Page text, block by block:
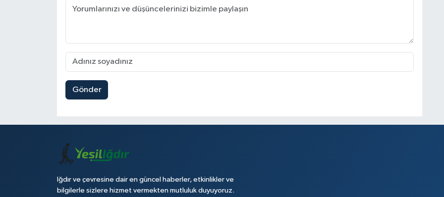
Gönder
Iğdır ve çevresine dair en güncel haberler, etkinlikler ve
bilgilerle sizlere hizmet vermekten mutluluk duyuyoruz.